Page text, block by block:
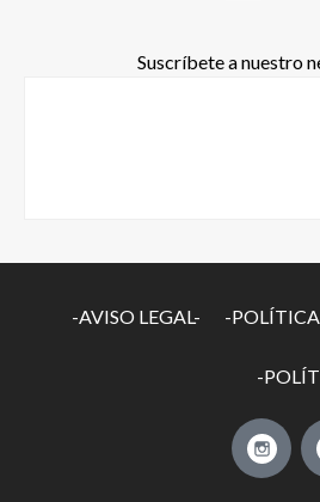
Suscríbete a nuestro
-AVISO LEGAL- -
-